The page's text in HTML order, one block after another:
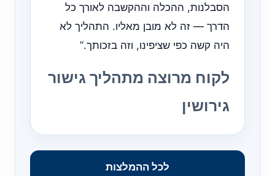
הסבלנות, ההכלה וההקשבה לאורך כל
הדרך — זה לא מובן מאליו. התהליך לא
היה קשה כפי שציפינו, וזה בזכותך.”
לקוח מרוצה מתהליך גישור
גירושין
לכל ההמלצות